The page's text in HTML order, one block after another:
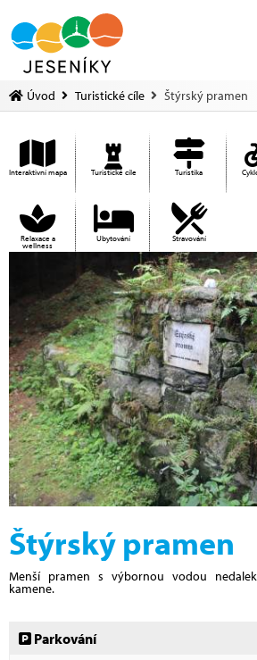
Úvod Turistické cíle Štýrský pramen
Interaktivní mapa Turistické cíle Turistika
Relaxace a
wellness
Ubytování Stravování
Štýrský pramen
Menší pramen s výbornou vodou
kamene.
Parkování